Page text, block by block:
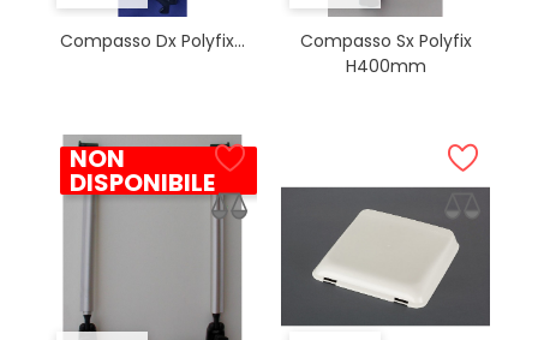
Compasso Dx Polyfix...
Compasso Sx Polyfix
H400mm
NON
DISPONIBILE